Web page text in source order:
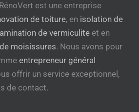
est une entreprise
de toiture, en isolation de
de vermiculite et en
moisissures. Nous avons pour
entrepreneur général
offrir un service exceptionnel,
de contact.